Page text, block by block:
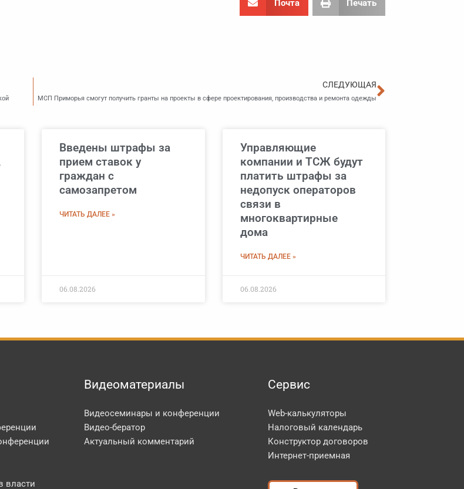
Почта Печать
СЛЕДУЮЩАЯ
МСП Приморья смогут получить гранты на проекты в сфере проектирования, производства и ремонта одежды
Введены штрафы за
прием ставок у
граждан с
самозапретом
ЧИТАТЬ ДАЛЕЕ »
06.08.2026
Управляющие
компании и ТСЖ будут
платить штрафы за
недопуск операторов
связи в
многоквартирные
дома
ЧИТАТЬ ДАЛЕЕ »
06.08.2026
власти
Видеоматериалы
Видеосеминары и конференции
Видео-бератор
Актуальный комментарий
Сервис
Web-калькуляторы
Налоговый календарь
Конструктор договоров
Интернет-приемная